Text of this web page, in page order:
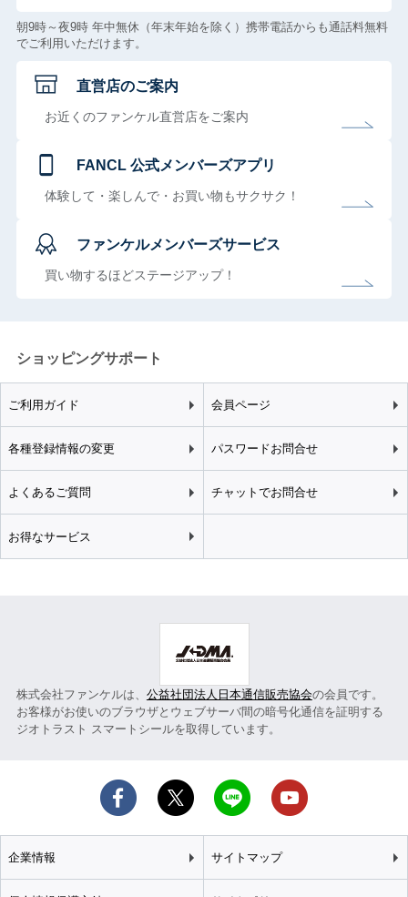
朝9時～夜9時 年中無休（年末年始を除く）携帯電話からも通話料無料
でご利用いただけます。
直営店のご案内
お近くのファンケル直営店をご案内
FANCL 公式メンバーズアプリ
体験して・楽しんで・お買い物もサクサク！
ファンケルメンバーズサービス
買い物するほどステージアップ！
ショッピングサポート
ご利用ガイド 会員ページ
各種登録情報の変更 パスワードお問合せ
よくあるご質問 チャットでお問合せ
お得なサービス
株式会社ファンケルは、 公益社団法人日本通信販売協会の会員です。
お客様がお使いのブラウザとウェブサーバ間の暗号化通信を証明する
ジオトラスト スマートシールを取得しています。
企業情報 サイトマップ